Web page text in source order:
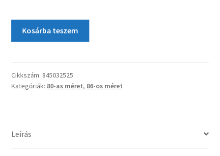
Kosárba teszem
Cikkszám: 845032525
Kategóriák: 80-as méret, 86-os méret
Leírás